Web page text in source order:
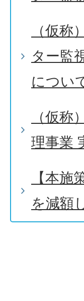
（仮
ター監
につい
（仮
理事業
【本
を減額